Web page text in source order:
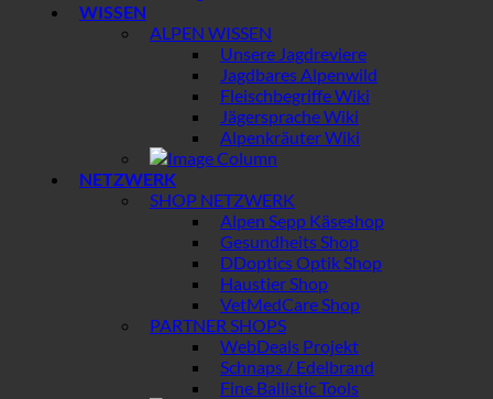
WISSEN
ALPEN WISSEN
Unsere Jagdreviere
Jagdbares Alpenwild
Fleischbegriffe Wiki
Jägersprache Wiki
Alpenkräuter Wiki
NETZWERK
SHOP NETZWERK
Alpen Sepp Käseshop
Gesundheits Shop
DDoptics Optik Shop
Haustier Shop
VetMedCare Shop
PARTNER SHOPS
WebDeals Projekt
Schnaps / Edelbrand
Fine Ballistic Tools